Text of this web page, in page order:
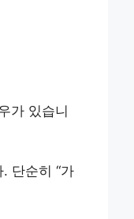
가 있습니
단순히 “가